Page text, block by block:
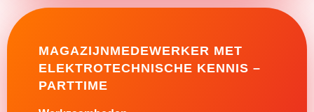
MAGAZIJNMEDEWERKER MET
ELEKTROTECHNISCHE KENNIS –
PARTTIME